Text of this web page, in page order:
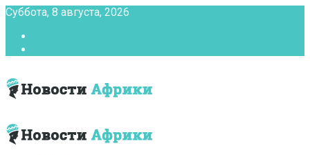
Суббота, 8 августа, 2026